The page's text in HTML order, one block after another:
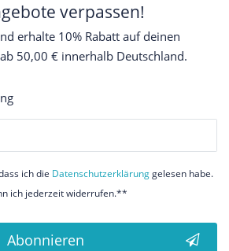
verpassen!
erhalte 10% Rabatt auf deinen
50,00 € innerhalb Deutschland.
ich die Daten­schutz­erklärunggelesen habe.
ich jederzeit widerrufen.**
Abonnieren